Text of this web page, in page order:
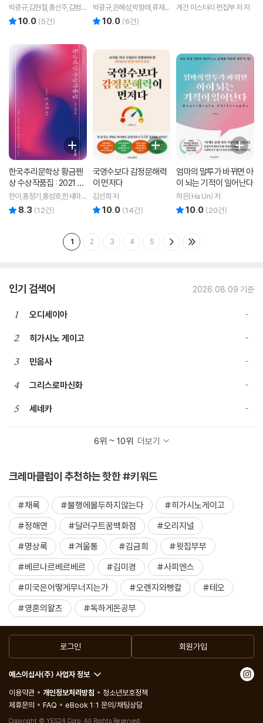
박광규,김현철,홍선주,김범
석,박인성 등저
10.0 (5건)
박광규,은혜성,박향래,류재
이,한이,박인성,무경,김소망,
쥬한량,박소해,황세연,계간
10.0 (6건)
계간 미스터리 편집부 저 저
한국추리문학상 황금펜
상 수상작품집 : 2021 제
15회
한이,홍정기,홍성호,한새마,
황세연,류성희,장우석 공저
8.3 (12건)
국영수보다 감정문해력
이 먼저다
김선희 저
10.0 (14건)
엄마의 말투가 바뀌면 아
이 뇌는 기적이 일어난다
하은(Ha Un) 저
10.0 (20건)
1 2 3 4 5
인기 검색어 2026.08.09 기준
1 오디세이아
2 히가시노 게이고
3 민음사
4 그리스로마신화
5 세네카
6위 ~ 10위 더보기
크레마클럽이 추천하는 핫한 #키워드
#채록 #불행에몰두하지않는다
#히가시노게이고
#정해연
#달러구트꿈백화점
#오리지널
#명상록
#겨울통 #김금희
#윗집부부
#베르나르베르베르
#김미경
#사피엔스
#미국은어떻게무너지는가
#오렌지와빵칼
#테오
#영혼의왈츠
#독하게돈공부
로그인 회원가입
예스이십사(주) 사업자 정보
이용약관
개인정보처리방침
청소년보호정책
제휴문의
FAQ eBook 1:1 문의/채팅상담
Copyright © YES24 Corp. All Rights Reserved.